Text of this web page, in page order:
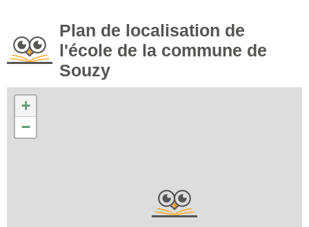
Plan de localisation de
l'école de la commune de
Souzy
+
−